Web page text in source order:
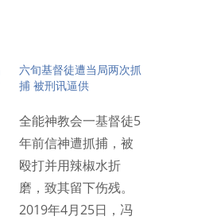
六旬基督徒遭当局两次抓
捕 被刑讯逼供
全能神教会一基督徒5
年前信神遭抓捕，被
殴打并用辣椒水折
磨，致其留下伤残。
2019年4月25日，冯